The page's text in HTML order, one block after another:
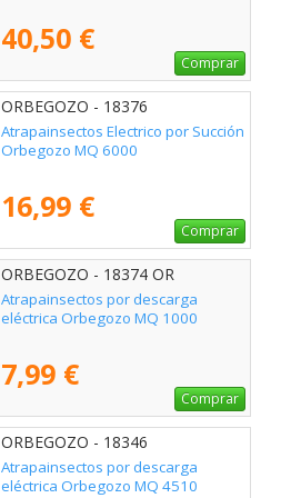
40,50 €
Comprar
ORBEGOZO - 18376
Atrapainsectos Electrico por Succión
Orbegozo MQ 6000
16,99 €
Comprar
ORBEGOZO - 18374 OR
Atrapainsectos por descarga
eléctrica Orbegozo MQ 1000
7,99 €
Comprar
ORBEGOZO - 18346
Atrapainsectos por descarga
eléctrica Orbegozo MQ 4510